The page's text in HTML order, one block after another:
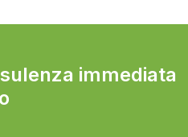
immediata